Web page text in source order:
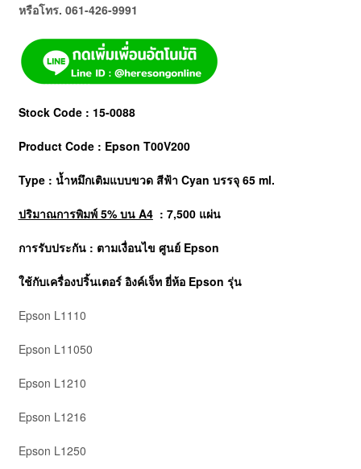
หรือโทร. 061-426-9991
Stock Code : 15-0088
Product Code : Epson T00V200
Type : น้ำหมึกเติมแบบขวด สีฟ้า Cyan บรรจุ 65 ml.
ปริมาณการพิมพ์ 5% บน A4: 7,500 แผ่น
การรับประกัน : ตามเงื่อนไข ศูนย์ Epson
ใช้กับเครื่องปริ้นเตอร์ อิงค์เจ็ท ยี่ห้อ Epson รุ่น
Epson L1110
Epson L11050
Epson L1210
Epson L1216
Epson L1250